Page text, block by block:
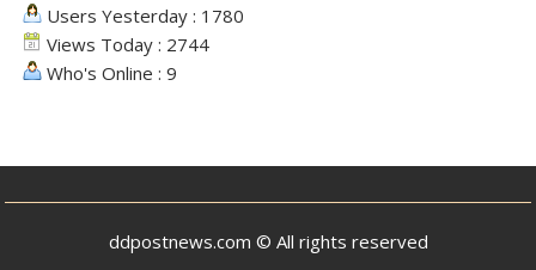
Users Yesterday : 1780
Views Today : 2744
Who's Online : 9
ddpostnews.com © All rights reserved